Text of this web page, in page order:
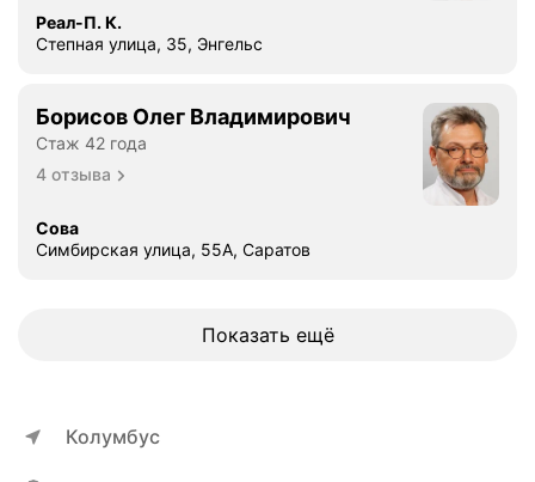
Реал-П. К.
Степная улица, 35, Энгельс
Борисов Олег Владимирович
Стаж 42 года
4 отзыва
Сова
Симбирская улица, 55А, Саратов
Показать ещё
Колумбус